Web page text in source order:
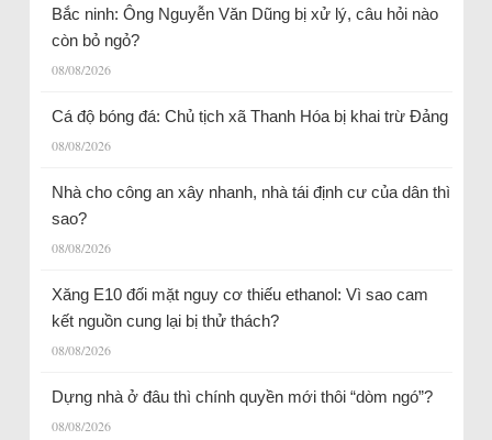
Bắc ninh: Ông Nguyễn Văn Dũng bị xử lý, câu hỏi nào
còn bỏ ngỏ?
08/08/2026
Cá độ bóng đá: Chủ tịch xã Thanh Hóa bị khai trừ Đảng
08/08/2026
Nhà cho công an xây nhanh, nhà tái định cư của dân thì
sao?
08/08/2026
Xăng E10 đối mặt nguy cơ thiếu ethanol: Vì sao cam
kết nguồn cung lại bị thử thách?
08/08/2026
Dựng nhà ở đâu thì chính quyền mới thôi “dòm ngó”?
08/08/2026